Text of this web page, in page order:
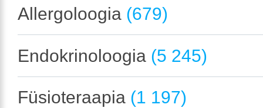
Allergoloogia (679)
Endokrinoloogia (5 245)
Füsioteraapia (1 197)